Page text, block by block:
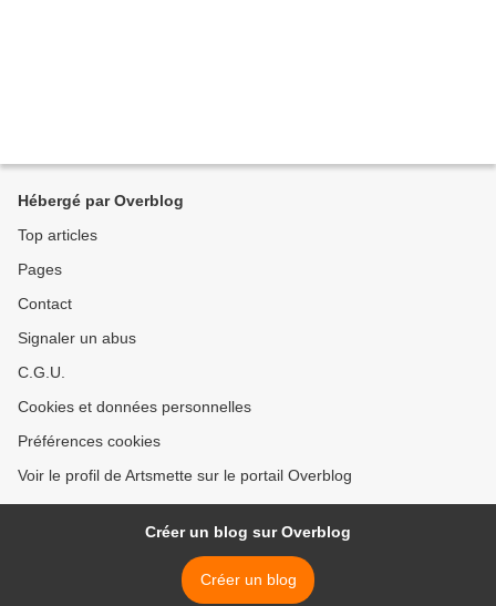
Hébergé par Overblog
Top articles
Pages
Contact
Signaler un abus
C.G.U.
Cookies et données personnelles
Préférences cookies
Voir le profil de Artsmette sur le portail Overblog
Créer un blog sur Overblog
Créer un blog